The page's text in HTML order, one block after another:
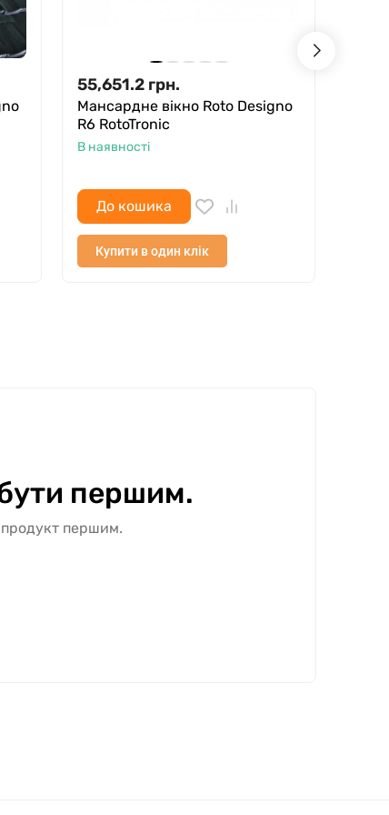
55,651.2 грн.
Мансардне вікно Roto Designo
R6 RotoTronic
В наявності
До кошика
Купити в один клік
першим.
першим.